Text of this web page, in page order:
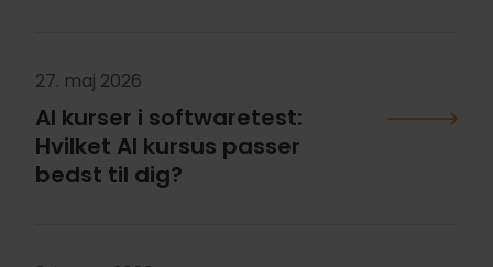
27. maj 2026
AI kurser i softwaretest:
Hvilket AI kursus passer
bedst til dig?